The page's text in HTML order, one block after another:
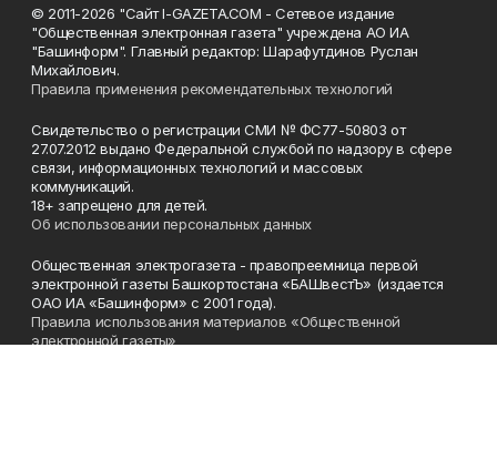
© 2011-2026 "Сайт I-GAZETA.COM - Сетевое издание
"Общественная электронная газета" учреждена АО ИА
"Башинформ". Главный редактор: Шарафутдинов Руслан
Михайлович.
Правила применения рекомендательных технологий
Свидетельство о регистрации СМИ № ФС77-50803 от
27.07.2012 выдано Федеральной службой по надзору в сфере
связи, информационных технологий и массовых
коммуникаций.
18+ запрещено для детей.
Об использовании персональных данных
Общественная электрогазета - правопреемница первой
электронной газеты Башкортостана «БАШвестЪ» (издается
ОАО ИА «Башинформ» с 2001 года).
Правила использования материалов «Общественной
электронной газеты»